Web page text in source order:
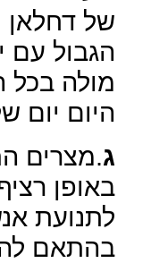
של דחלאן
הגבול עם
מולה בכל
היום יום
ג.מצרים
באופן
לתנועת
בהתאם